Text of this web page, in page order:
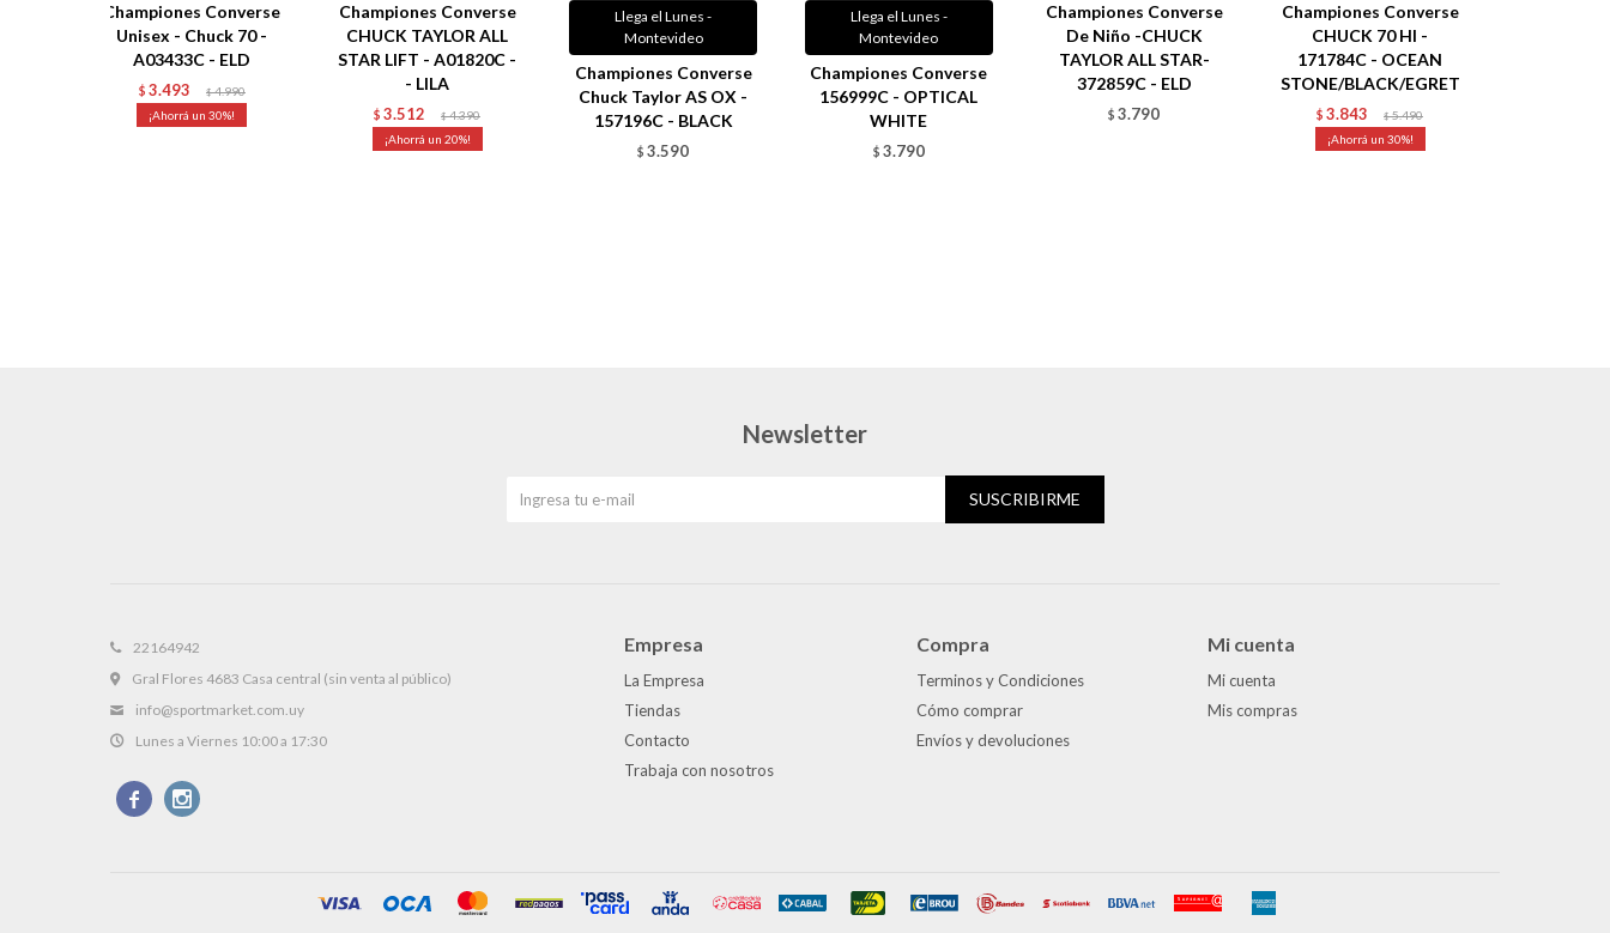
Championes Converse
Unisex - Chuck 70 -
A03433C - ELD
$ 3.493 $ 4.990
30
Championes Converse
CHUCK TAYLOR ALL
STAR LIFT - A01820C -
- LILA
$ 3.512 $ 4.390
20
Llega el Lunes -
Montevideo
Championes Converse
Chuck Taylor AS OX -
157196C - BLACK
$ 3.590
Llega el Lunes -
Montevideo
Championes Converse
156999C - OPTICAL
WHITE
$ 3.790
Championes Converse
De Niño -CHUCK
TAYLOR ALL STAR-
372859C - ELD
$ 3.790
Championes Converse
CHUCK 70 HI -
171784C - OCEAN
STONE/BLACK/EGRET
$ 3.843 $ 5.490
30
22164942
Gral Flores 4683 Casa central (sin venta al público)
info@sportmarket.com.uy
Lunes a Viernes 10:00 a 17:30
 
Empresa
La Empresa
Tiendas
Contacto
Trabaja con nosotros
Compra
Terminos y Condiciones
Cómo comprar
Envíos y devoluciones
Mi cuenta
Mi cuenta
Mis compras
Newsletter
SUSCRIBIRME